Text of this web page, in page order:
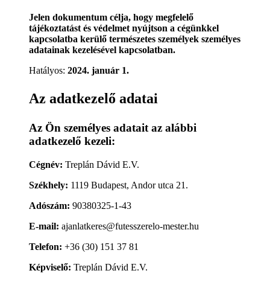
Jelen dokumentum célja, hogy megfelelő
tájékoztatást és védelmet nyújtson a cégünkkel
kapcsolatba kerülő természetes személyek személyes
adatainak kezelésével kapcsolatban.
Hatályos: 2024. január 1.
Az adatkezelő adatai
Az Ön személyes adatait az alábbi
adatkezelő kezeli:
Cégnév: Treplán Dávid E.V.
Székhely: 1119 Budapest, Andor utca 21.
Adószám: 90380325-1-43
E-mail: ajanlatkeres@futesszerelo-mester.hu
Telefon: +36 (30) 151 37 81
Képviselő: Treplán Dávid E.V.